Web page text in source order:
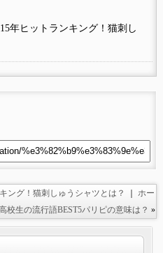
年ヒットランキング！猫刺し
ング！猫刺しゅうシャツとは？ ｜ ホー
校生の流行語BEST5パリピの意味は？ »